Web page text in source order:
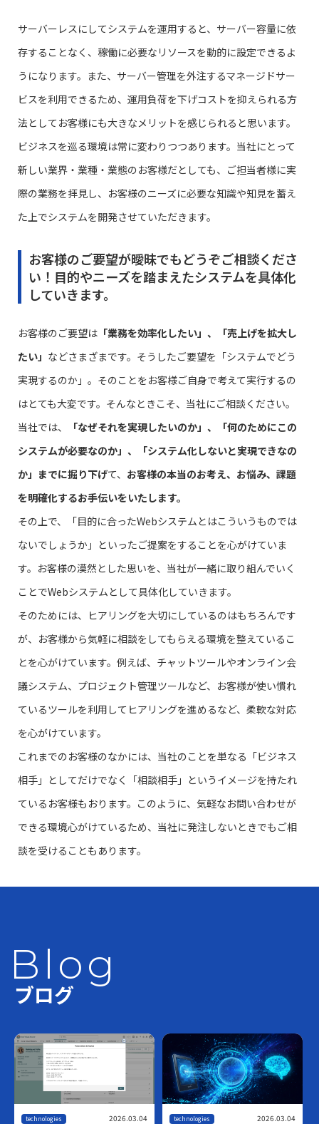
サーバーレスにしてシステムを運用すると、サーバー容量に依
存することなく、稼働に必要なリソースを動的に設定できるよ
うになります。また、サーバー管理を外注するマネージドサー
ビスを利用できるため、運用負荷を下げコストを抑えられる方
法としてお客様にも大きなメリットを感じられると思います。
ビジネスを巡る環境は常に変わりつつあります。当社にとって
新しい業界・業種・業態のお客様だとしても、ご担当者様に実
際の業務を拝見し、お客様のニーズに必要な知識や知見を蓄え
た上でシステムを開発させていただきます。
お客様のご要望が曖昧でもどうぞご相談くださ
い！目的やニーズを踏まえたシステムを具体化
していきます。
お客様のご要望は「業務を効率化したい」、「売上げを拡大し
たい」 などさまざまです。そうしたご要望を「システムでどう
実現するのか」。そのことをお客様ご自身で考えて実行するの
はとても大変です。そんなときこそ、当社にご相談ください。
当社では、
「なぜそれを実現したいのか」、「何のためにこの
システムが必要なのか」、「システム化しないと実現できなの
か」までに掘り下げて、 お客様の本当のお考え、お悩み、課題
を明確化するお手伝いをいたします。
その上で、「目的に合ったWebシステムとはこういうものでは
ないでしょうか」といったご提案をすることを心がけていま
す。お客様の漠然とした思いを、当社が一緒に取り組んでいく
ことでWebシステムとして具体化していきます。
そのためには、ヒアリングを大切にしているのはもちろんです
が、お客様から気軽に相談をしてもらえる環境を整えているこ
とを心がけています。例えば、チャットツールやオンライン会
議システム、プロジェクト管理ツールなど、お客様が使い慣れ
ているツールを利用してヒアリングを進めるなど、柔軟な対応
を心がけています。
これまでのお客様のなかには、当社のことを単なる「ビジネス
相手」としてだけでなく「相談相手」というイメージを持たれ
ているお客様もおります。このように、気軽なお問い合わせが
できる環境心がけているため、当社に発注しないときでもご相
談を受けることもあります。
Blog
ブログ
technologies 2026.03.04 technologies 2026.03.04